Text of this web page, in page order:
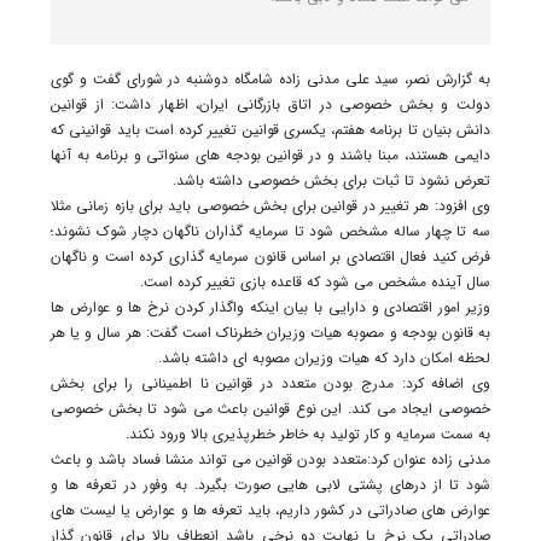
به گزارش نصر، سید علی مدنی زاده شامگاه دوشنبه در شورای گفت و گوی
دولت و بخش خصوصی در اتاق بازرگانی ایران، اظهار داشت: از قوانین
دانش بنیان تا برنامه هفتم، یکسری قوانین تغییر کرده است باید قوانینی که
دایمی هستند، مبنا باشند و در قوانین بودجه های سنواتی و برنامه به آنها
تعرض نشود تا ثبات برای بخش خصوصی داشته باشد.
وی افزود: هر تغییر در قوانین برای بخش خصوصی باید برای بازه زمانی مثلا
سه تا چهار ساله مشخص شود تا سرمایه گذاران ناگهان دچار شوک نشوند؛
فرض کنید فعال اقتصادی بر اساس قانون سرمایه گذاری کرده است و ناگهان
سال آینده مشخص می شود که قاعده بازی تغییر کرده است.
وزیر امور اقتصادی و دارایی با بیان اینکه واگذار کردن نرخ ها و عوارض ها
به قانون بودجه و مصوبه هیات وزیران خطرناک است گفت: هر سال و یا هر
لحظه امکان دارد که هیات وزیران مصوبه ای داشته باشد.
وی اضافه کرد: مدرج بودن متعدد در قوانین نا اطمینانی را برای بخش
خصوصی ایجاد می کند. این نوع قوانین باعث می شود تا بخش خصوصی
به سمت سرمایه و کار تولید به خاطر خطرپذیری بالا ورود نکند.
مدنی زاده عنوان کرد:متعدد بودن قوانین می تواند منشا فساد باشد و باعث
شود تا از درهای پشتی لابی هایی صورت بگیرد. به وفور در تعرفه ها و
عوارض های صادراتی در کشور داریم، باید تعرفه ها و عوارض یا لیست های
صادراتی یک نرخ یا نهایت دو نرخی باشد انعطاف بالا برای قانون گذار